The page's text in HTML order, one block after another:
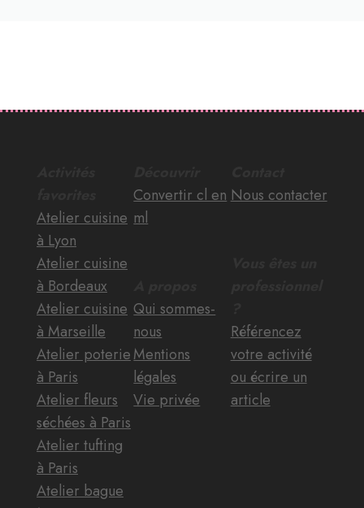
Atelier cuisine
à Lyon
Atelier cuisine
à Bordeaux
Atelier cuisine
à Marseille
Atelier poterie
à Paris
Atelier fleurs
séchées à Paris
Atelier tufting
à Paris
Atelier bague
Convertir cl en
ml
Qui sommes-
nous
Mentions
légales
Vie privée
Nous contacter
Référencez
votre activité
ou écrire un
article